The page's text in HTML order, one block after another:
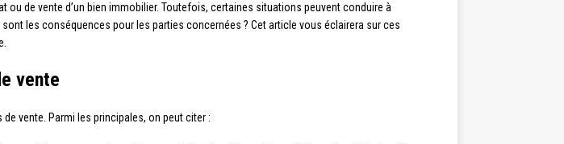
ou de vente d’un bien immobilier. Toutefois, certaines situations peuvent conduire à
les conséquences pour les parties concernées ? Cet article vous éclairera sur ces
vente
vente. Parmi les principales, on peut citer :